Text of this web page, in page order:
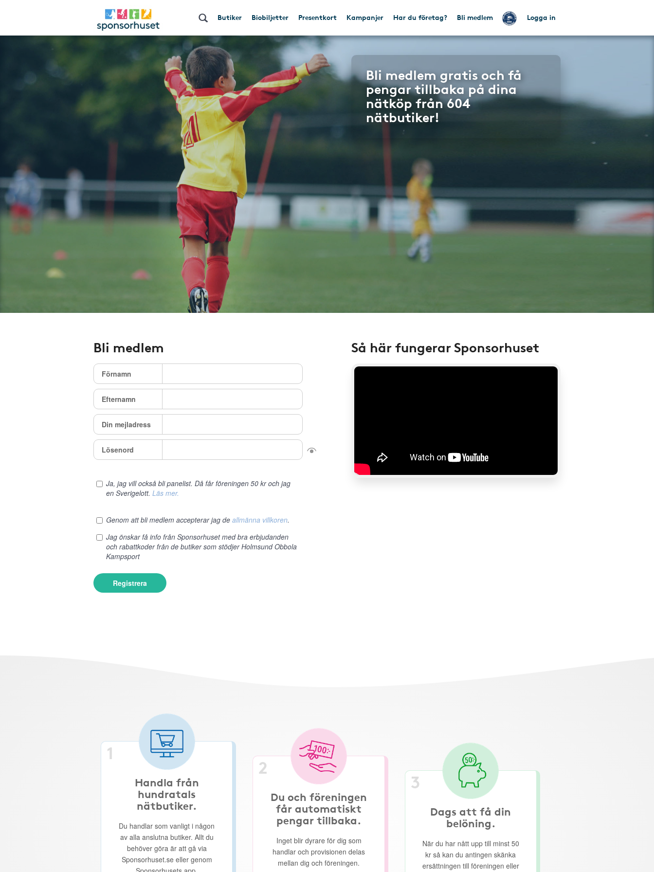
Butiker Biobiljetter Presentkort Kampanjer Har du företag? Bli medlem Logga in
Bli medlem gratis och få
pengar tillbaka på dina
nätköp från 604
nätbutiker!
Bli medlem
Förnamn
Efternamn
Din mejladress
Lösenord
Ja, jag vill också bli panelist. Då får föreningen 50 kr och jag
en Sverigelott. Läs mer.
Genom att bli medlem accepterar jag de allmänna villkoren.
Jag önskar få info från Sponsorhuset med bra erbjudanden
och rabattkoder från de butiker som stödjer Holmsund Obbola
Kampsport
Registrera
Så här fungerar Sponsorhuset
1
Handla från
hundratals
nätbutiker.
Du handlar som vanligt i någon
av alla anslutna butiker. Allt du
behöver göra är att gå via
Sponsorhuset.se eller genom
2
Du och föreningen
får automatiskt
pengar tillbaka.
Inget blir dyrare för dig som
handlar och provisionen delas
mellan dig och föreningen.
3
Dags att få din
belöning.
När du har nått upp till minst 50
kr så kan du antingen skänka
ersättningen till föreningen eller